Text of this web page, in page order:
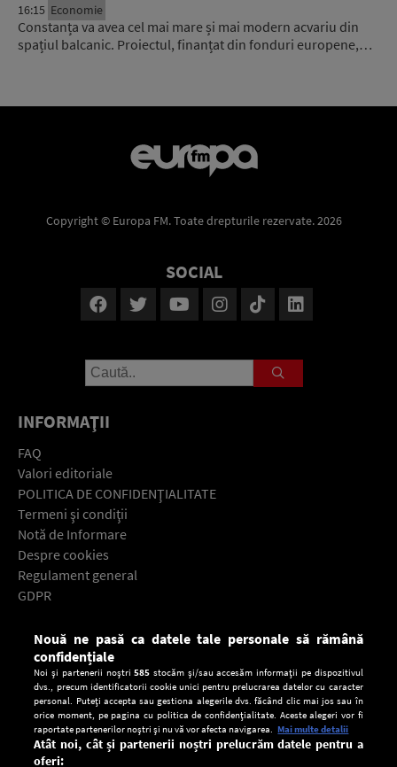
16:15 Economie
Constanța va avea cel mai mare și mai modern acvariu din
spațiul balcanic. Proiectul, finanțat din fonduri europene,…
Copyright © Europa FM. Toate drepturile rezervate. 2026
SOCIAL
INFORMAŢII
FAQ
Valori editoriale
POLITICA DE CONFIDENŢIALITATE
Termeni şi condiţii
Notă de Informare
Despre cookies
Regulament general
GDPR
Descarcă gratuit aplicaţia Europa FM pentru smartphone:
Nouă ne pasă ca datele tale personale să rămână
confidențiale
Noi și partenerii noștri585 stocăm și/sau accesăm informații pe dispozitivul
dvs., precum identificatorii cookie unici pentru prelucrarea datelor cu caracter
personal. Puteți accepta sau gestiona alegerile dvs. făcând clic mai jos sau în
orice moment, pe pagina cu politica de confidențialitate. Aceste alegeri vor fi
raportate partenerilor noștri și nu vă vor afecta navigarea. Mai multe detalii
Atât noi, cât și partenerii noștri prelucrăm datele pentru a
oferi: